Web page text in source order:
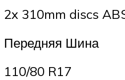
2x 310mm discs
Передняя Шина
110/80 R17